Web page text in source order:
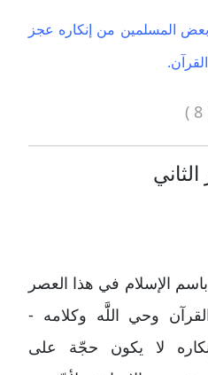
المسلمين من إنكاره عجز
الثاني
الإسلام في هذا العصر
وحي اللََّه وكلامه -
لا يكون حجّة على